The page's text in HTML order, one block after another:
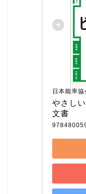
日本能率
やさし
文書